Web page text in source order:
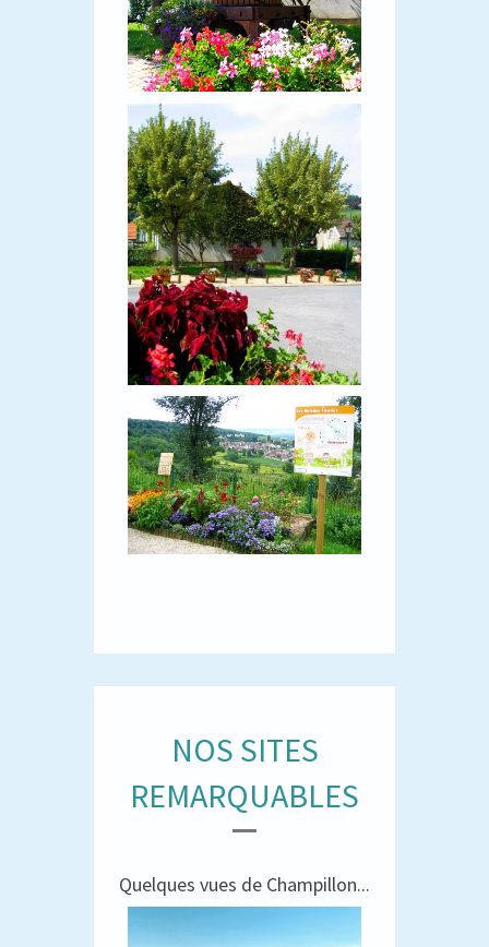
NOS SITES
REMARQUABLES
Quelques vues de Champillon...